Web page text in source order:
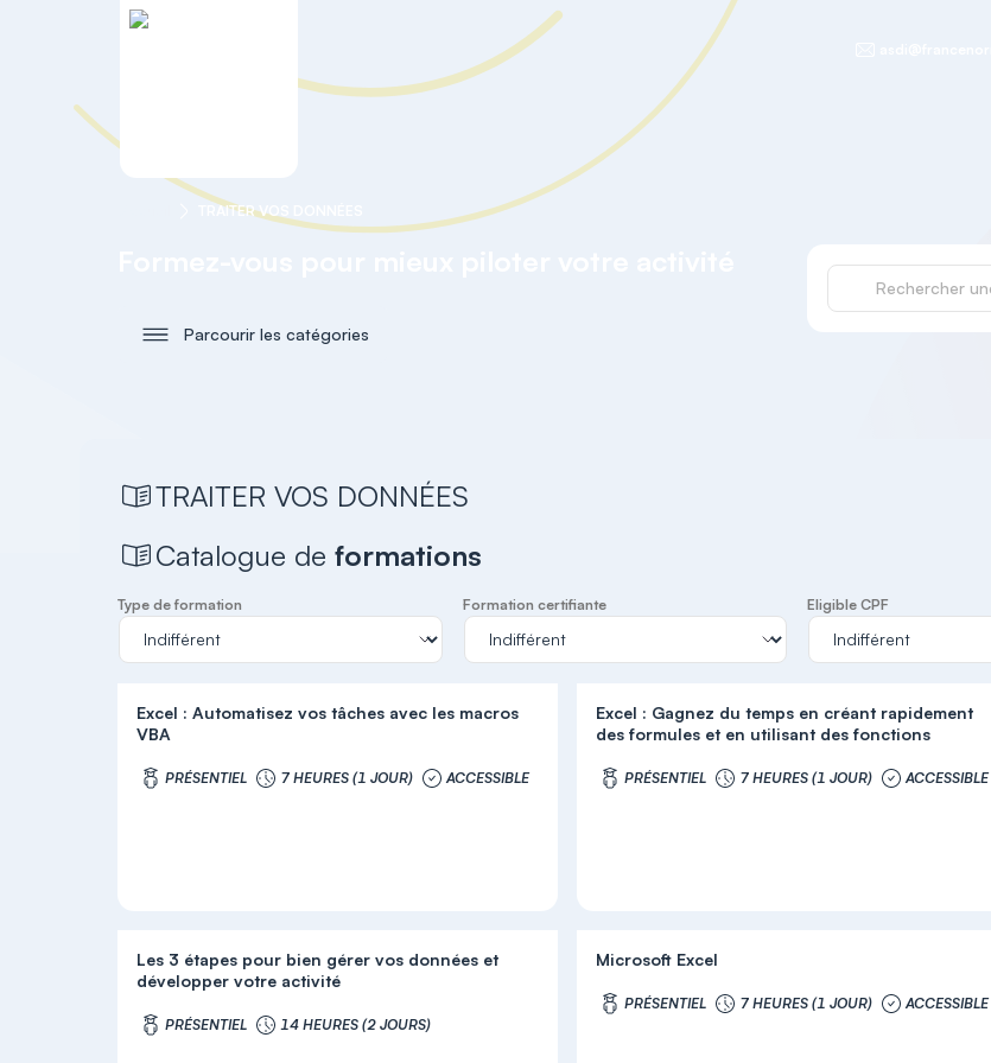
TRAITER VOS DONNÉES
Parcourir les catégories
TRAITER VOS DONNÉES
Catalogue deformations
Type de formation Formation certifiante Eligible CPF
Excel : Automatisez vos tâches avec les macros
VBA
PRÉSENTIEL 7 HEURES (1 JOUR) ACCESSIBLE
Excel : Gagnez du temps en créant rapidement
des formules et en utilisant des fonctions
PRÉSENTIEL 7 HEURES (1 JOUR) ACCESSIBLE
Les 3 étapes pour bien gérer vos données et
développer votre activité
PRÉSENTIEL 14 HEURES (2 JOURS)
Microsoft Excel
PRÉSENTIEL 7 HEURES (1 JOUR) ACCESSIBLE